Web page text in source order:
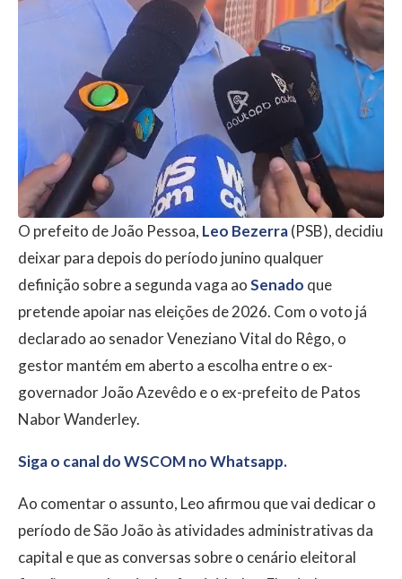
O prefeito de João Pessoa, Leo Bezerra(PSB), decidiu
deixar para depois do período junino qualquer
definição sobre a segunda vaga aoSenado que
pretende apoiar nas eleições de 2026. Com o voto já
declarado ao senador Veneziano Vital do Rêgo, o
gestor mantém em aberto a escolha entre o ex-
governador João Azevêdo e o ex-prefeito de Patos
Nabor Wanderley.
Siga o canal do WSCOM no Whatsapp.
Ao comentar o assunto, Leo afirmou que vai dedicar o
período de São João às atividades administrativas da
capital e que as conversas sobre o cenário eleitoral